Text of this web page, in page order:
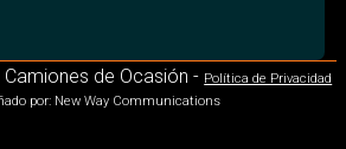
Camiones de Ocasión - Política de Privacidad
por: New Way Communications